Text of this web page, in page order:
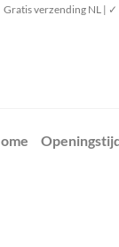
verzending NL |